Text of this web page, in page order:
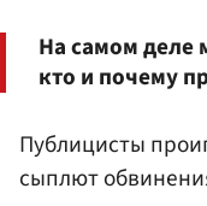
На самом деле
кто и почему
Публицисты
сыплют